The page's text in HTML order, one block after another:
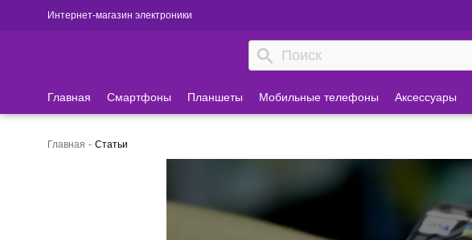
Интернет-магазин электроники
Главная Смартфоны Планшеты Мобильные телефоны Аксессуары
Главная Статьи